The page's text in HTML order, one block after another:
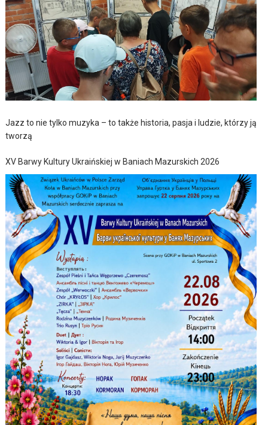
Jazz to nie tylko muzyka – to także historia, pasja i ludzie, którzy ją
tworzą
XV Barwy Kultury Ukraińskiej w Baniach Mazurskich 2026